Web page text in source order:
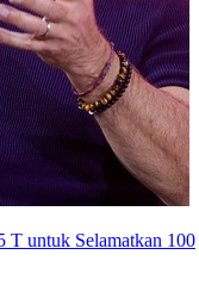
T untuk Selamatkan 100